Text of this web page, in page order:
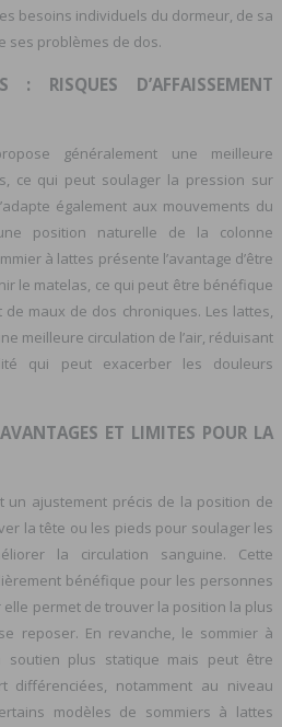
besoins individuels du dormeur, de sa
ses problèmes de dos.
: RISQUES D’AFFAISSEMENT
généralement une meilleure
ce qui peut soulager la pression sur
également aux mouvements du
position naturelle de la colonne
à lattes présente l’avantage d’être
le matelas, ce qui peut être bénéfique
maux de dos chroniques. Les lattes,
meilleure circulation de l’air, réduisant
qui peut exacerber les douleurs
ET LIMITES POUR LA
un ajustement précis de la position de
la tête ou les pieds pour soulager les
la circulation sanguine. Cette
bénéfique pour les personnes
permet de trouver la position la plus
reposer. En revanche, le sommier à
soutien plus statique mais peut être
notamment au niveau
modèles de sommiers à lattes